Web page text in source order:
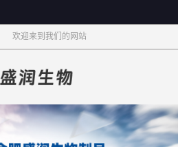
欢迎来到我们的网站